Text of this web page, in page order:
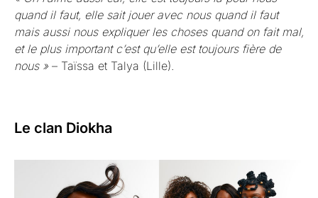
quand il faut, elle sait jouer avec nous quand il faut
mais aussi nous expliquer les choses quand on fait mal,
et le plus important c’est qu’elle est toujours fière de
nous » – Taïssa et Talya (Lille).
Le clan Diokha